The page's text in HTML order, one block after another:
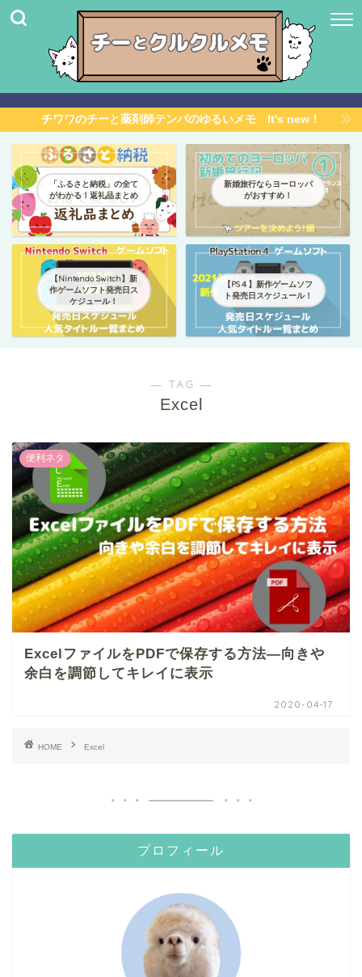
チワワのチーと薬剤師テンパのゆるいメモ It's new！
「ふるさと納税」の全て
がわかる！返礼品まとめ
新婚旅行ならヨーロッパ
がおすすめ！
【Nintendo Switch】新
作ゲームソフト発売日ス
ケジュール！
【PS４】新作ゲームソフ
ト発売日スケジュール！
― TAG ―
Excel
便利ネタ
ExcelファイルをPDFで保存する方法―向きや
余白を調節してキレイに表示
2020-04-17
HOME Excel
プロフィール